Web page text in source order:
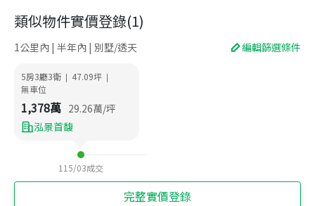
類似物件實價登錄(1)
1公里內 | 半年內 | 別墅/透天 編輯篩選條件
5房3廳3衛 | 47.09坪 |
無車位
1,378萬 29.26萬/坪
泓景首馥
115/03成交
完整實價登錄